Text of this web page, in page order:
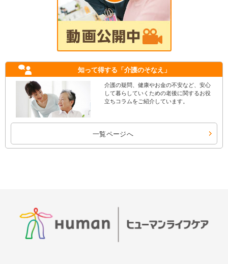
知って得する 「介護のそなえ」
介護の疑問、健康やお金の不安など、安心
して暮らしていくための老後に関するお役
立ちコラムをご紹介しています。
一覧ページへ